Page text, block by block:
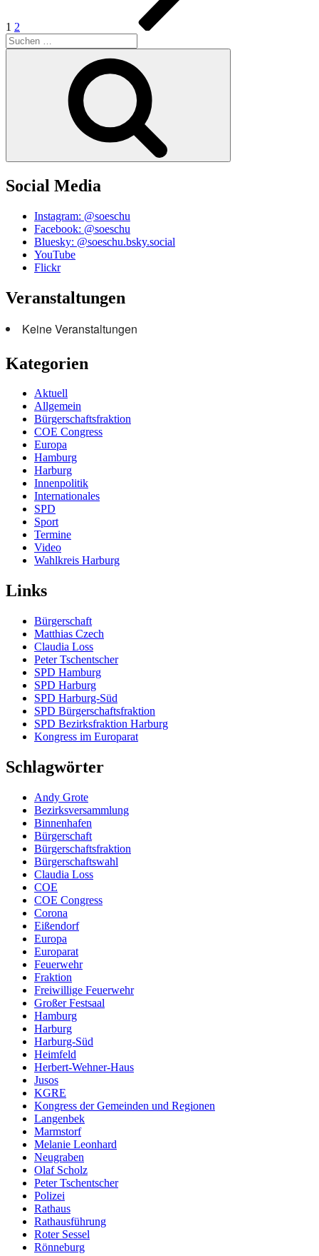
1 2
Suchen
nach:
Social Media
Instagram: @soeschu
Facebook: @soeschu
Bluesky: @soeschu.bsky.social
YouTube
Flickr
Veranstaltungen
Keine Veranstaltungen
Kategorien
Aktuell
Allgemein
Bürgerschaftsfraktion
COE Congress
Europa
Hamburg
Harburg
Innenpolitik
Internationales
SPD
Sport
Termine
Video
Wahlkreis Harburg
Links
Bürgerschaft
Matthias Czech
Claudia Loss
Peter Tschentscher
SPD Hamburg
SPD Harburg
SPD Harburg-Süd
SPD Bürgerschaftsfraktion
SPD Bezirksfraktion Harburg
Kongress im Europarat
Schlagwörter
Andy Grote
Bezirksversammlung
Binnenhafen
Bürgerschaft
Bürgerschaftsfraktion
Bürgerschaftswahl
Claudia Loss
COE
COE Congress
Corona
Eißendorf
Europa
Europarat
Feuerwehr
Fraktion
Freiwillige Feuerwehr
Großer Festsaal
Hamburg
Harburg
Harburg-Süd
Heimfeld
Herbert-Wehner-Haus
Jusos
KGRE
Kongress der Gemeinden und Regionen
Langenbek
Marmstorf
Melanie Leonhard
Neugraben
Olaf Scholz
Peter Tschentscher
Polizei
Rathaus
Rathausführung
Roter Sessel
Rönneburg